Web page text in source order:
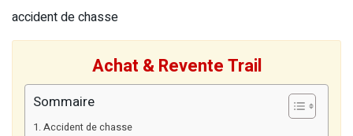
accident de chasse
Achat & Revente Trail
Sommaire
Accident de chasse